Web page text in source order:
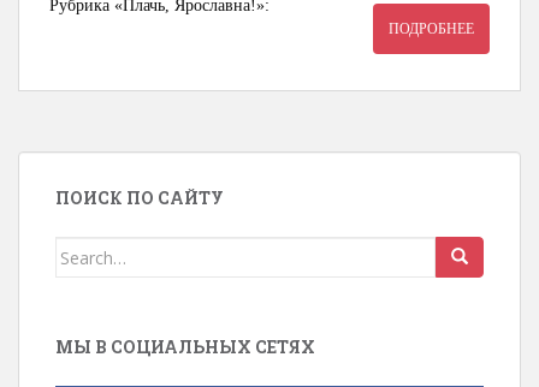
Рубрика «Плачь, Ярославна!»:
ПОДРОБНЕЕ
ПОИСК ПО САЙТУ
Search for:
МЫ В СОЦИАЛЬНЫХ СЕТЯХ